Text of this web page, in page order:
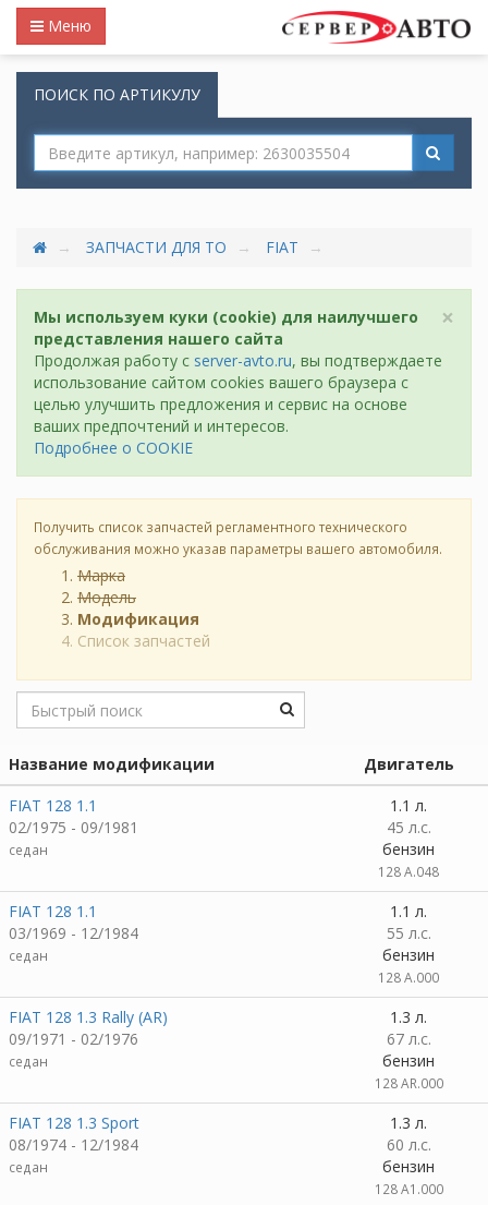
Меню
ПОИСК ПО АРТИКУЛУ
ЗАПЧАСТИ ДЛЯ ТО FIAT
×
Мы используем куки (cookie) для наилучшего
представления нашего сайта
Продолжая работу с server-avto.ru, вы подтверждаете
использование сайтом cookies вашего браузера с
целью улучшить предложения и сервис на основе
ваших предпочтений и интересов.
Подробнее о COOKIE
Получить список запчастей регламентного технического
обслуживания можно указав параметры вашего автомобиля.
Марка
Модель
Модификация
Список запчастей
Название модификации
Двигатель
FIAT 128 1.1
02/1975 - 09/1981
седан
1.1 л.
45 л.с.
бензин
128 A.048
FIAT 128 1.1
03/1969 - 12/1984
седан
1.1 л.
55 л.с.
бензин
128 A.000
FIAT 128 1.3 Rally (AR)
09/1971 - 02/1976
седан
1.3 л.
67 л.с.
бензин
128 AR.000
FIAT 128 1.3 Sport
08/1974 - 12/1984
седан
1.3 л.
60 л.с.
бензин
128 A1.000